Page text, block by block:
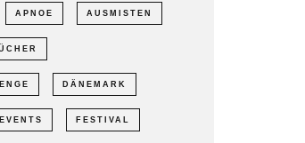
APNOE AUSMISTEN
DÄNEMARK
EVENTS FESTIVAL